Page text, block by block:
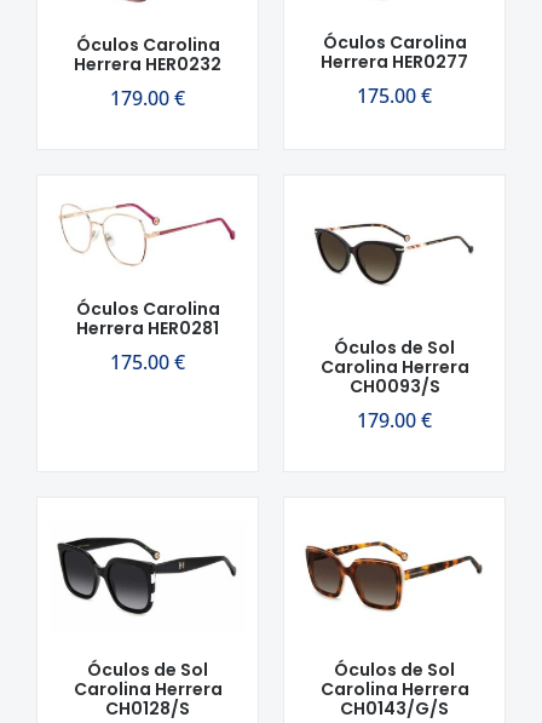
Óculos Carolina
Herrera HER0232
179.00€
Óculos Carolina
Herrera HER0277
175.00€
Óculos Carolina
Herrera HER0281
175.00€
Óculos de Sol
Carolina Herrera
CH0093/S
179.00€
Óculos de Sol
Carolina Herrera
CH0128/S
preço
original
era:
atual
Óculos de Sol
Carolina Herrera
CH0143/G/S